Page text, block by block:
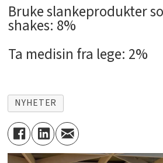
Bruke slankeprodukter
shakes: 8%
Ta medisin fra lege: 2%
NYHETER